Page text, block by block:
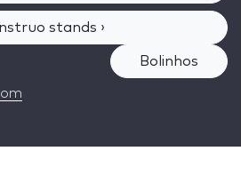
stands ›
Bolinhos